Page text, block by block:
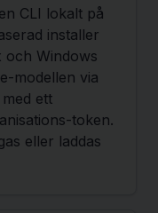
CLI lokalt på
installer
och Windows
modellen via
ett
token.
eller laddas